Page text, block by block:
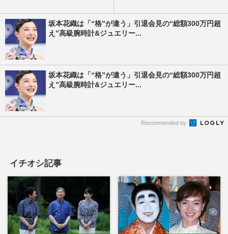
坂本花織は「“格”が違う」引退会見の“総額300万円超
え”高級腕時計&ジュエリー...
坂本花織は「“格”が違う」引退会見の“総額300万円超
え”高級腕時計&ジュエリー...
Recommended by
イチオシ記事